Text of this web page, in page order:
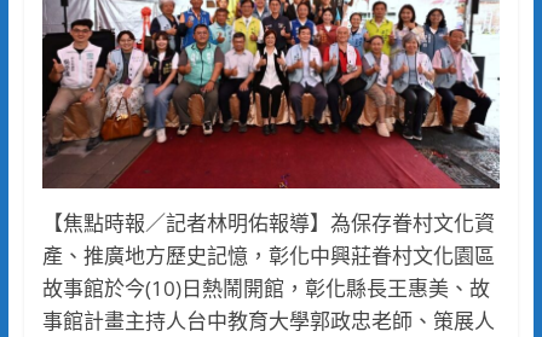
【焦點時報／記者林明佑報導】為保存眷村文化資
產、推廣地方歷史記憶，彰化中興莊眷村文化園區
故事館於今(10)日熱鬧開館，彰化縣長王惠美、故
事館計畫主持人台中教育大學郭政忠老師、策展人